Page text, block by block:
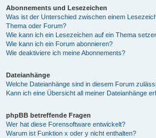
Abonnements und Lesezeichen
Was ist der Unterschied zwischen einem
Thema oder Forum?
Wie kann ich ein Lesezeichen auf ein Thema
Wie kann ich ein Forum abonnieren?
Wie deaktiviere ich meine Abonnements?
Dateianhänge
Welche Dateianhänge sind in diesem Forum
Kann ich eine Übersicht all meiner Dateianhänge
phpBB betreffende Fragen
Wer hat diese Forensoftware entwickelt?
Warum ist Funktion x oder y nicht enthalten?